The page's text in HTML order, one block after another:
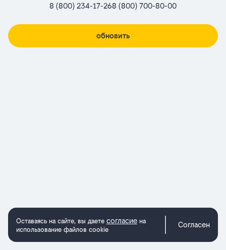
8 (800) 234-17-268 (800) 700-80-00
обновить
Оставаясь на сайте, вы даете согласие на
использование файлов cookie
Согласен